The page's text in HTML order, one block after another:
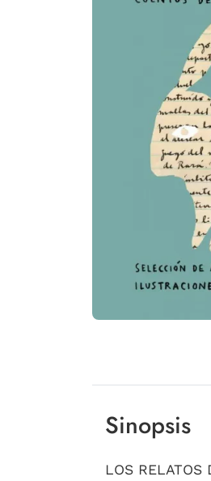
Sinopsis
LOS RELATOS